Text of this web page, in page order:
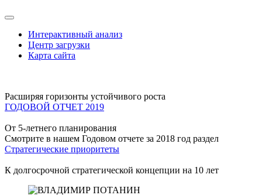
Интерактивный анализ
Центр загрузки
Карта сайта
Расширяя горизонты устойчивого роста
ГОДОВОЙ ОТЧЕТ 2019
От 5-летнего планирования
Смотрите в нашем Годовом отчете за 2018 год раздел
Стратегические приоритеты
К долгосрочной стратегической концепции на 10 лет